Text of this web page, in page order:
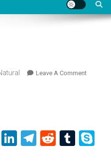
Leave A CommentOn
LinkedIn
Telegram
Reddit